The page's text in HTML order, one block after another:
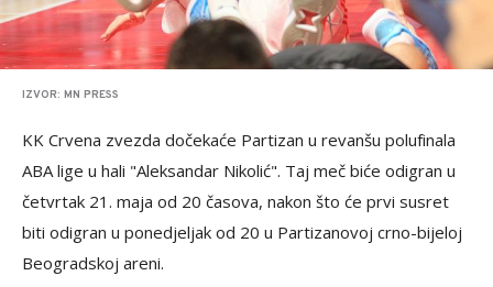
IZVOR: MN PRESS
KK Crvena zvezda dočekaće Partizan u revanšu polufinala
ABA lige u hali "Aleksandar Nikolić". Taj meč biće odigran u
četvrtak 21. maja od 20 časova, nakon što će prvi susret
biti odigran u ponedjeljak od 20 u Partizanovoj crno-bijeloj
Beogradskoj areni.